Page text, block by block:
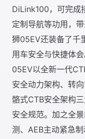
DiLink100，可完成
定制导航等功用，
狮05EV还装备了千
用车安全与快捷体
05EV以全新一代
安全动力架构、转
骼式CTB安全架构
安全规范。加之全
测、AEB主动紧急